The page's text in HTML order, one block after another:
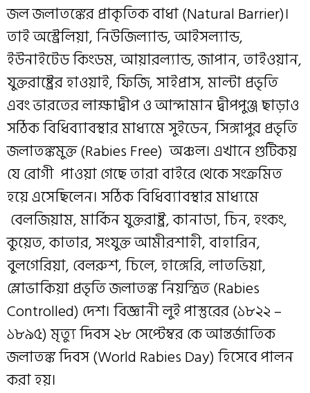
জল জলাতঙ্কের প্রাকৃতিক বাধা (Natural Barrier)।
তাই অস্ট্রেলিয়া, নিউজিল্যান্ড, আইসল্যান্ড,
ইউনাইটেড কিংডম, আয়ারল্যান্ড, জাপান, তাইওয়ান,
যুক্তরাষ্ট্রের হাওয়াই, ফিজি, সাইপ্রাস, মাল্টা প্রভৃতি
এবং ভারতের লাক্ষাদ্বীপ ও আন্দামান দ্বীপপুঞ্জ ছাড়াও
সঠিক বিধিব্যাবস্থার মাধ্যমে সুইডেন, সিঙ্গাপুর প্রভৃতি
জলাতঙ্কমুক্ত (Rabies Free) অঞ্চল। এখানে গুটিকয়
যে রোগী পাওয়া গেছে তারা বাইরে থেকে সংক্রমিত
হয়ে এসেছিলেন। সঠিক বিধিব্যাবস্থার মাধ্যমে
বেলজিয়াম, মার্কিন যুক্তরাষ্ট্র, কানাডা, চিন, হংকং,
কুয়েত, কাতার, সংযুক্ত আমীরশাহী, বাহারিন,
বুলগেরিয়া, বেলরুশ, চিলে, হাঙ্গেরি, লাতভিয়া,
স্লোভাকিয়া প্রভৃতি জলাতঙ্ক নিয়ন্ত্রিত (Rabies
Controlled) দেশ। বিজ্ঞানী লুই পাস্তুরের (১৮২২ –
১৮৯৫) মৃত্যু দিবস ২৮ সেপ্টেম্বর কে আন্তর্জাতিক
জলাতঙ্ক দিবস (World Rabies Day) হিসেবে পালন
করা হয়।